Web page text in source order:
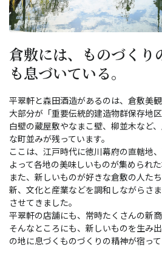
倉敷には、ものづくり
も息づいている。
平翠軒と森田酒造があるのは、倉敷美観
大部分が「重要伝統的建造物群保存地区
白壁の蔵屋敷やなまこ壁、柳並木など
な町並みが残っています。
ここは、江戸時代に徳川幕府の直轄地
よって各地の美味しいものが集められた
また、新しいものが好きな倉敷の人た
新、文化と産業などを調和しながらさ
させてきました。
平翠軒の店舗にも、常時たくさんの新商
そんなところにも、新しいものを生み
の地に息づくものづくりの精神が宿っ